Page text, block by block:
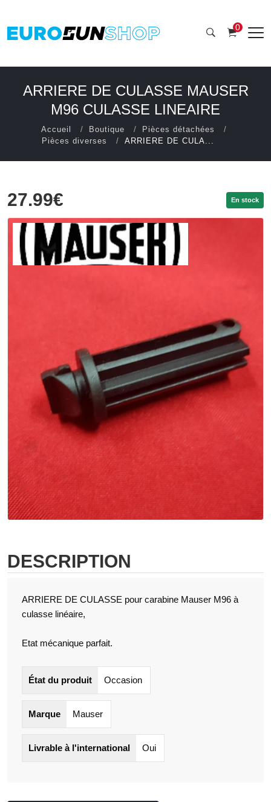
0
ARRIERE DE CULASSE MAUSER
M96 CULASSE LINEAIRE
Accueil Boutique
Pièces détachées
Pièces diverses
ARRIERE DE CULA...
27.99€ En stock
DESCRIPTION
ARRIERE DE CULASSE pour carabine Mauser M96 à
culasse linéaire,
Etat mécanique parfait.
État du produit Occasion
Marque Mauser
Livrable à l'international Oui